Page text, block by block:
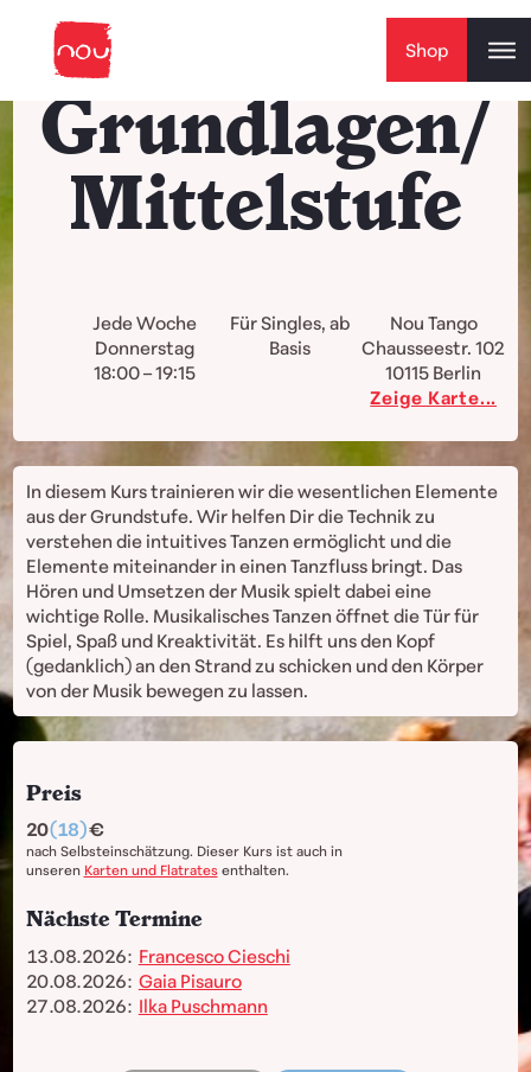
Shop
Grundlagen/
Mittelstufe
Jede Woche
Donnerstag
18:00 – 19:15
Für Singles, ab
Basis
Nou Tango
Chausseestr. 102
10115 Berlin
Zeige Karte...
In diesem Kurs trainieren wir die wesentlichen Elemente
aus der Grundstufe. Wir helfen Dir die Technik zu
verstehen die intuitives Tanzen ermöglicht und die
Elemente miteinander in einen Tanzfluss bringt. Das
Hören und Umsetzen der Musik spielt dabei eine
wichtige Rolle. Musikalisches Tanzen öffnet die Tür für
Spiel, Spaß und Kreaktivität. Es hilft uns den Kopf
(gedanklich) an den Strand zu schicken und den Körper
von der Musik bewegen zu lassen.
Preis
nach Selbsteinschätzung. Dieser Kurs ist auch in
unseren Karten und Flatrates enthalten.
20(18)
Nächste Termine
13.08.2026: Francesco Cieschi
20.08.2026: Gaia Pisauro
27.08.2026: Ilka Puschmann